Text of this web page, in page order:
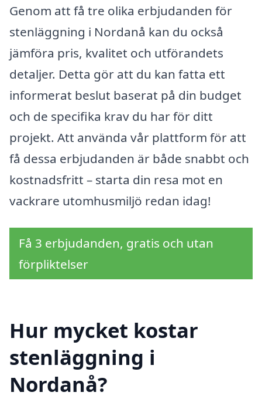
Genom att få tre olika erbjudanden för
stenläggning i Nordanå kan du också
jämföra pris, kvalitet och utförandets
detaljer. Detta gör att du kan fatta ett
informerat beslut baserat på din budget
och de specifika krav du har för ditt
projekt. Att använda vår plattform för att
få dessa erbjudanden är både snabbt och
kostnadsfritt – starta din resa mot en
vackrare utomhusmiljö redan idag!
Få 3 erbjudanden, gratis och utan
förpliktelser
Hur mycket kostar
stenläggning i
Nordanå?